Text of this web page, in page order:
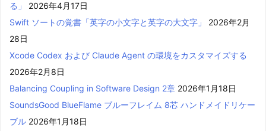
る」
2026年4月17日
Swift ソートの覚書「英字の小文字と英字の大文字」
2026年2月
28日
Xcode Codex および Claude Agent の環境をカスタマイズする
2026年2月8日
Balancing Coupling in Software Design 2章 2026年1月18日
SoundsGood BlueFlame ブルーフレイム 8芯 ハンドメイドリケー
ブル 2026年1月18日